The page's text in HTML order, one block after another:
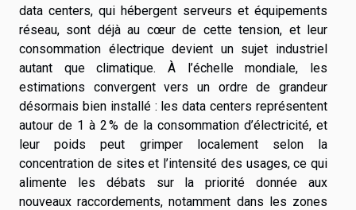
data centers, qui hébergent serveurs et équipements
réseau, sont déjà au cœur de cette tension, et leur
consommation électrique devient un sujet industriel
autant que climatique. À l’échelle mondiale, les
estimations convergent vers un ordre de grandeur
désormais bien installé : les data centers représentent
autour de 1 à 2 % de la consommation d’électricité, et
leur poids peut grimper localement selon la
concentration de sites et l’intensité des usages, ce qui
alimente les débats sur la priorité donnée aux
nouveaux raccordements, notamment dans les zones